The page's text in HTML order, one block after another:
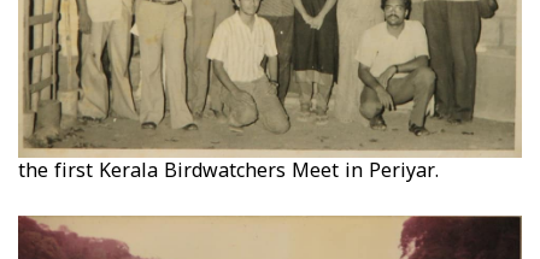
the first Kerala Birdwatchers Meet in Periyar.